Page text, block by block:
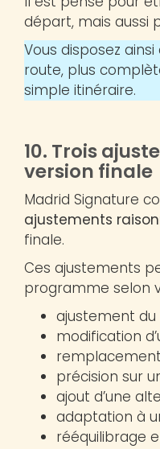
départ, mais aussi
Vous disposez
route, plus
simple itinéraire.
10. Trois
version finale
Madrid Signature
ajustements
finale.
Ces ajustements
programme selon
ajustement du
modification
remplacement
précision sur
ajout d’une
adaptation à
rééquilibrage